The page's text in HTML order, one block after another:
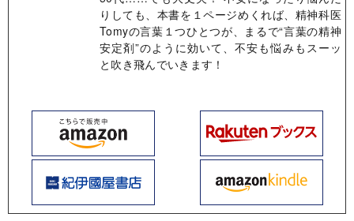
りしても、本書を１ページめくれば、精神科医
Tomyの言葉１つひとつが、まるで“言葉の精神
安定剤”のように効いて、不安も悩みもスーッ
と吹き飛んでいきます！